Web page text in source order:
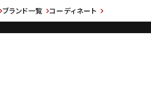
ブランド一覧 コーディネート